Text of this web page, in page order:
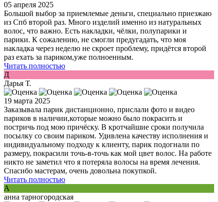
05 апреля 2025
Большой выбор за приемлемые деньги, специально приезжаю
из Спб второй раз. Много изделий именно из натуральных
волос, что важно. Есть накладки, чёлки, полупарики и
парики. К сожалению, не смогли предугадать, что моя
накладка через неделю не скроет проблему, придётся второй
раз ехать за париком,уже полноенным.
Читать полностью
Д
Дарья Т.
19 марта 2025
Заказывала парик дистанционно, прислали фото и видео
париков в наличии,которые можно было покрасить и
постричь под мою причёску. В кротчайшие сроки получила
посылку со своим париком. Удивлена качеству исполнения и
индивидуальному подходу к клиенту, парик подогнали по
размеру, покрасили точь-в-точь как мой цвет волос. На работе
никто не заметил что я потеряла волосы на время лечения.
Спасибо мастерам, очень довольна покупкой.
Читать полностью
А
анна тарногородская